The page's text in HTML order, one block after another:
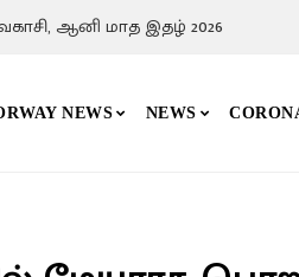
ஆனி மாத இதழ் 2026
NEWS NEWS